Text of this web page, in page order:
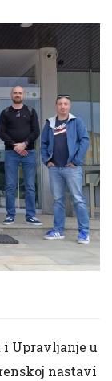
Upravljanje u
nastavi